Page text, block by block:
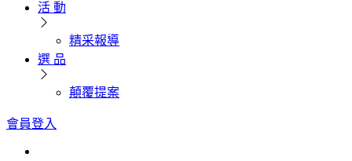
活 動
精采報導
選 品
顛覆提案
會員登入